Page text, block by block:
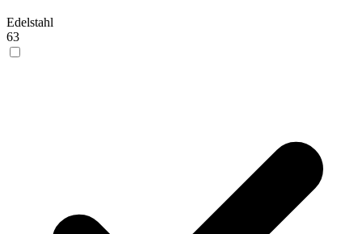
Edelstahl
63